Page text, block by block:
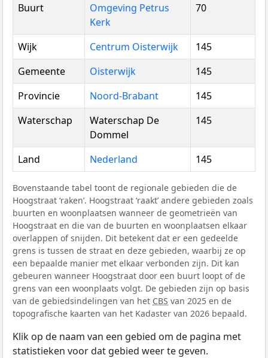
Buurt
Omgeving Petrus
Kerk
70
Wijk Centrum Oisterwijk
145
Gemeente
Oisterwijk
145
Provincie
Noord-Brabant
145
Waterschap
Waterschap De
Dommel
145
Land Nederland 145
Bovenstaande tabel toont de regionale gebieden die de
Hoogstraat ‘raken’. Hoogstraat ‘raakt’ andere gebieden zoals
buurten en woonplaatsen wanneer de geometrieën van
Hoogstraat en die van de buurten en woonplaatsen elkaar
overlappen of snijden. Dit betekent dat er een gedeelde
grens is tussen de straat en deze gebieden, waarbij ze op
een bepaalde manier met elkaar verbonden zijn. Dit kan
gebeuren wanneer Hoogstraat door een buurt loopt of de
grens van een woonplaats volgt. De gebieden zijn op basis
van de gebiedsindelingen van het CBS van 2025 en de
topografische kaarten van het Kadaster van 2026 bepaald.
Klik op de naam van een gebied om de pagina met
statistieken voor dat gebied weer te geven.